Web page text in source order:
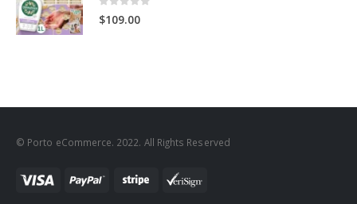
0
$109.00
© Porto eCommerce. 2022. All Rights Reserved